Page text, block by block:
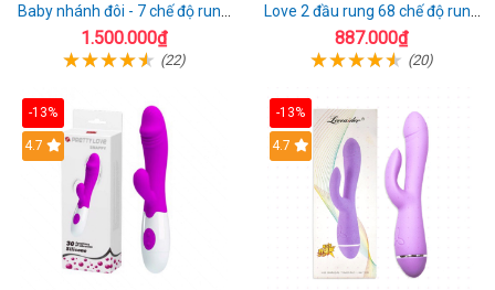
Baby nhánh đôi - 7 chế độ rung
sạc điện
1.500.000₫
(22)
Love 2 đầu rung 68 chế độ rung
sạc pin thỏa mãn
887.000₫
(20)
-13%
4.7
-13%
4.7